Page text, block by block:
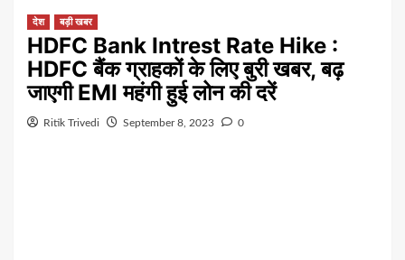
देश बड़ी खबर
HDFC Bank Intrest Rate Hike :
HDFC बैंक ग्राहकों के लिए बुरी खबर, बढ़
जाएगी EMI महंगी हुई लोन की दरें
Ritik Trivedi September 8, 2023 0